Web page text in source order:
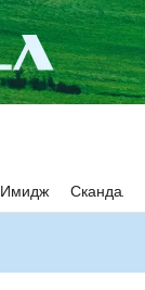
Имидж Скандалы